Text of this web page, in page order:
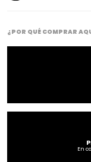
¿POR QUÉ COMPRAR
En